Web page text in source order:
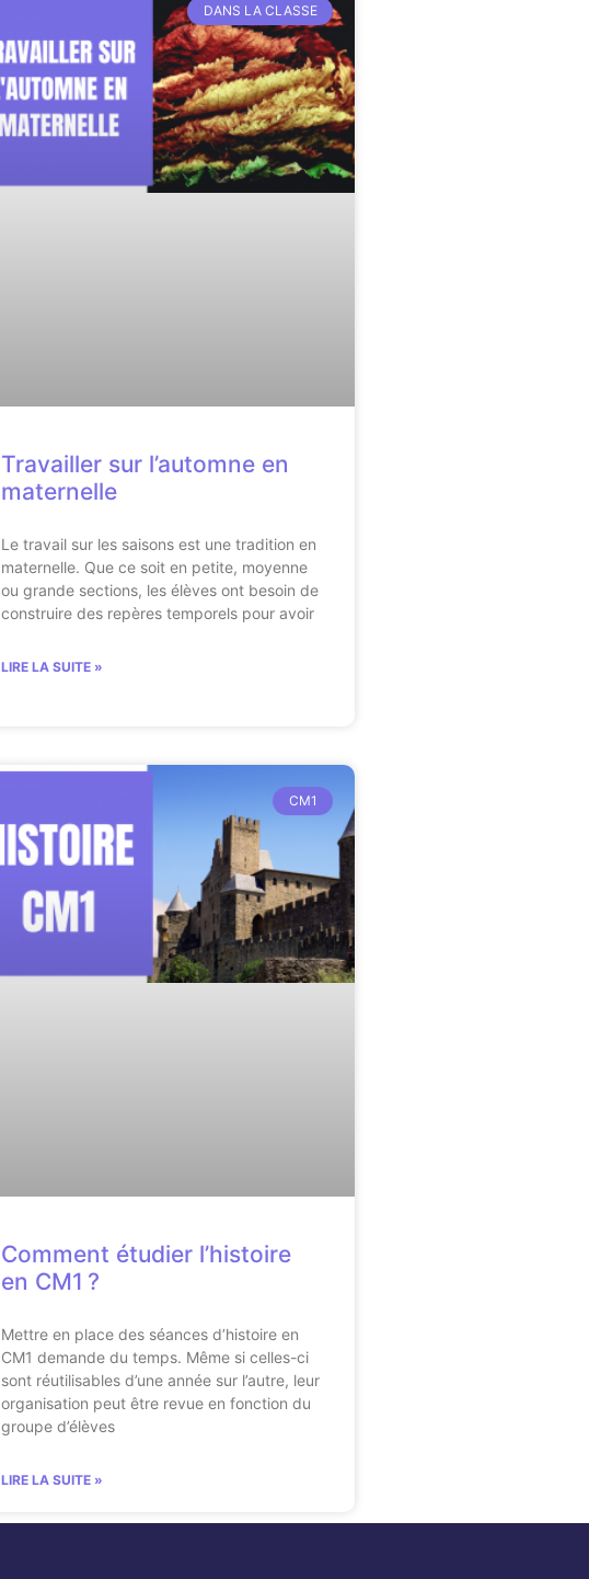
DANS LA CLASSE
Travailler sur l’automne en
maternelle
Le travail sur les saisons est une tradition en
maternelle. Que ce soit en petite, moyenne
ou grande sections, les élèves ont besoin de
construire des repères temporels pour avoir
LIRE LA SUITE »
CM1
Comment étudier l’histoire
en CM1 ?
Mettre en place des séances d’histoire en
CM1 demande du temps. Même si celles-ci
sont réutilisables d’une année sur l’autre, leur
organisation peut être revue en fonction du
groupe d’élèves
LIRE LA SUITE »